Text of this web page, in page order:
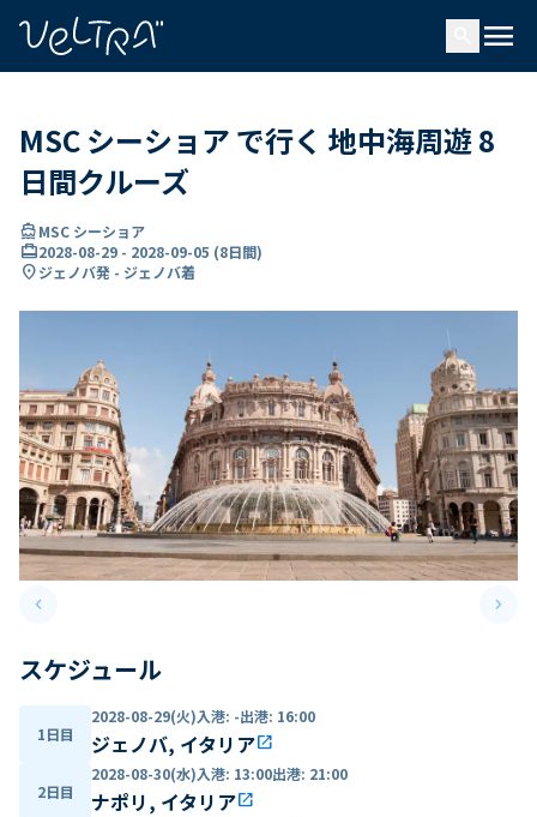
menu
MSC シーショア で行く 地中海周遊 8
日間クルーズ
directions_boatMSC シーショア
card_travel2028-08-29 - 2028-09-05 (8日間)
location_onジェノバ発 - ジェノバ着
keyboard_arrow_leftPrevious slide keyboard_arrow_right
スケジュール
1日目
2028-08-29(火)入港: -出港: 16:00
ジェノバ, イタリアopen_in_new
2日目
2028-08-30(水)入港: 13:00出港: 21:00
ナポリ, イタリアopen_in_new